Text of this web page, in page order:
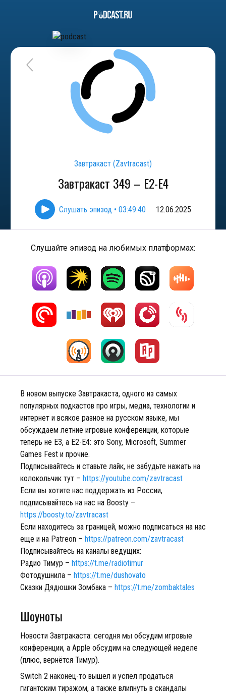
Завтракаст (Zavtracast)
Завтракаст 349 – E2-Е4
Слушать эпизод • 03:49:40 12.06.2025
Слушайте эпизод на любимых платформах:
В новом выпуске Завтракаста, одного из самых
популярных подкастов про игры, медиа, технологии и
интернет и всякое разное на русском языке, мы
обсуждаем летние игровые конференции, которые
теперь не E3, а E2-E4: это Sony, Microsoft, Summer
Games Fest и прочие.
Подписывайтесь и ставьте лайк, не забудьте нажать на
колокольчик тут – https://youtube.com/zavtracast
Если вы хотите нас поддержать из России,
подписывайтесь на нас на Boosty –
https://boosty.to/zavtracast
Если находитесь за границей, можно подписаться на нас
еще и на Patreon – https://patreon.com/zavtracast
Подписывайтесь на каналы ведущих:
Радио Тимур – https://t.me/radiotimur
Фотодушнила – https://t.me/dushovato
Сказки Дядюшки Зомбака – https://t.me/zombaktales
Шоуноты
Новости Завтракаста: сегодня мы обсудим игровые
конференции, а Apple обсудим на следующей неделе
(плюс, вернётся Тимур).
Switch 2 наконец-то вышел и успел продаться
гигантским тиражом, а также влипнуть в скандалы